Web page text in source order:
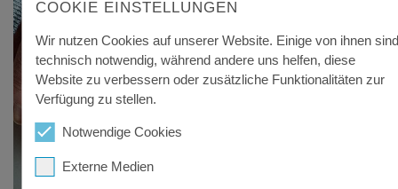
COOKIE EINSTELLUNGEN
Wir nutzen Cookies auf unserer Website. Einige von ihnen sind
technisch notwendig, während andere uns helfen, diese
Website zu verbessern oder zusätzliche Funktionalitäten zur
Verfügung zu stellen.
Notwendige Cookies
Externe Medien